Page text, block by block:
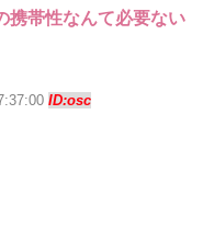
携帯性なんて必要ない
ID:osc